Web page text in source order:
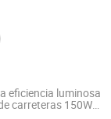
eficiencia luminosa
carreteras 150W
Ltd